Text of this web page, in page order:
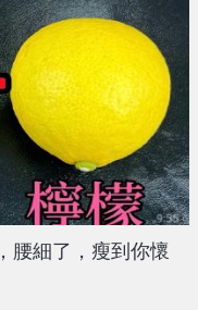
腰細了，瘦到你懷